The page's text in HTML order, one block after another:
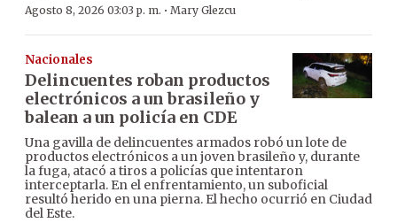
Agosto 8, 2026 03:03 p. m. · Mary Glezcu
Nacionales
Delincuentes roban productos
electrónicos a un brasileño y
balean a un policía en CDE
Una gavilla de delincuentes armados robó un lote de
productos electrónicos a un joven brasileño y, durante
la fuga, atacó a tiros a policías que intentaron
interceptarla. En el enfrentamiento, un suboficial
resultó herido en una pierna. El hecho ocurrió en Ciudad
del Este.